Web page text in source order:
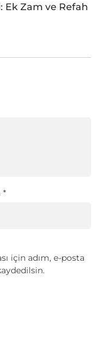
Ek Zam ve Refah
*
için adım, e-posta